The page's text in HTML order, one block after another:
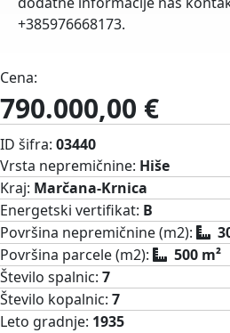
+385976668173.
Cena:
790.000,00 €
ID šifra: 03440
Vrsta nepremičnine: Hiše
Kraj: Marčana-Krnica
Energetski vertifikat: B
Površina nepremičnine (m2):
Površina parcele (m2):
500 m²
Število spalnic: 7
Število kopalnic: 7
Leto gradnje: 1935